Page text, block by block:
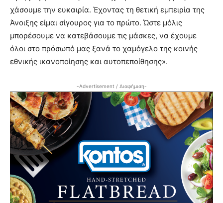
χάσουμε την ευκαιρία. Έχοντας τη θετική εμπειρία της
Άνοιξης είμαι σίγουρος για το πρώτο. Ώστε μόλις
μπορέσουμε να κατεβάσουμε τις μάσκες, να έχουμε
όλοι στο πρόσωπό μας ξανά το χαμόγελο της κοινής
εθνικής ικανοποίησης και αυτοπεποίθησης».
-Advertisement / Διαφήμιση-